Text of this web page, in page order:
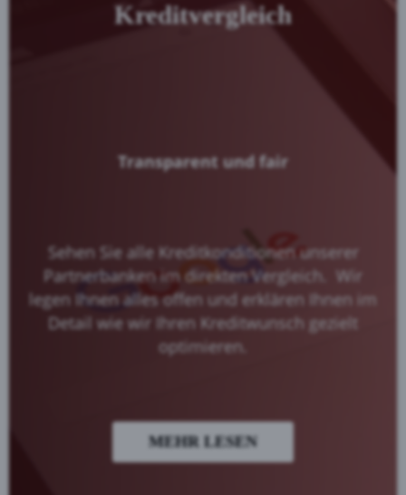
Kreditvergleich
Transparent und fair
Sehen Sie alle Kreditkonditionen unserer
Partnerbanken im direkten Vergleich. Wir
legen Ihnen alles offen und erklären Ihnen im
Detail wie wir Ihren Kreditwunsch gezielt
optimieren.
MEHR LESEN